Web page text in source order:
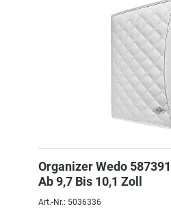
Organizer Wedo
Ab 9,7 Bis 10,1 Zoll
Art.-Nr.: 5036336